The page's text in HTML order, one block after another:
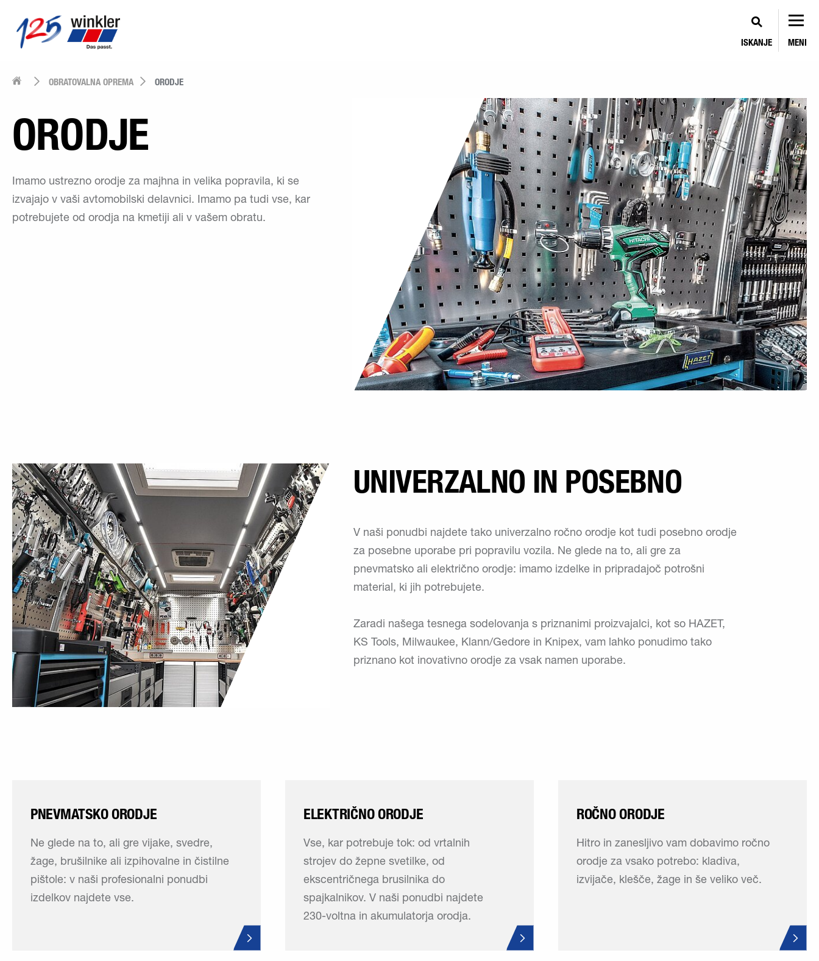
ISKANJE MENI
OBRATOVALNA OPREMA ORODJE
ORODJE
Imamo ustrezno orodje za majhna in velika popravila, ki se
izvajajo v vaši avtomobilski delavnici. Imamo pa tudi vse, kar
potrebujete od orodja na kmetiji ali v vašem obratu.
UNIVERZALNO IN POSEBNO
V naši ponudbi najdete tako univerzalno ročno orodje kot tudi posebno orodje
za posebne uporabe pri popravilu vozila. Ne glede na to, ali gre za
pnevmatsko ali električno orodje: imamo izdelke in pripradajoč potrošni
material, ki jih potrebujete.
Zaradi našega tesnega sodelovanja s priznanimi proizvajalci, kot so HAZET,
KS Tools, Milwaukee, Klann/Gedore in Knipex, vam lahko ponudimo tako
priznano kot inovativno orodje za vsak namen uporabe.
PNEVMATSKO ORODJE
Ne glede na to, ali gre vijake, svedre,
žage, brušilnike ali izpihovalne in čistilne
pištole: v naši profesionalni ponudbi
izdelkov najdete vse.
ELEKTRIČNO ORODJE
Vse, kar potrebuje tok: od vrtalnih
strojev do žepne svetilke, od
ekscentričnega brusilnika do
spajkalnikov. V naši ponudbi najdete
230-voltna in akumulatorja orodja.
ROČNO ORODJE
Hitro in zanesljivo vam dobavimo ročno
orodje za vsako potrebo: kladiva,
izvijače, klešče, žage in še veliko več.